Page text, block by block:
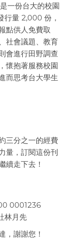
一份台大的校園
行量 2,000 份，
點供人免費取
社會議題、教育
會進行田野調查
懷抱著服務校園
而思考台大學生
三分之一的經費
量，訂閱這份刊
續走下去！
0001236
林月先
，謝謝您！